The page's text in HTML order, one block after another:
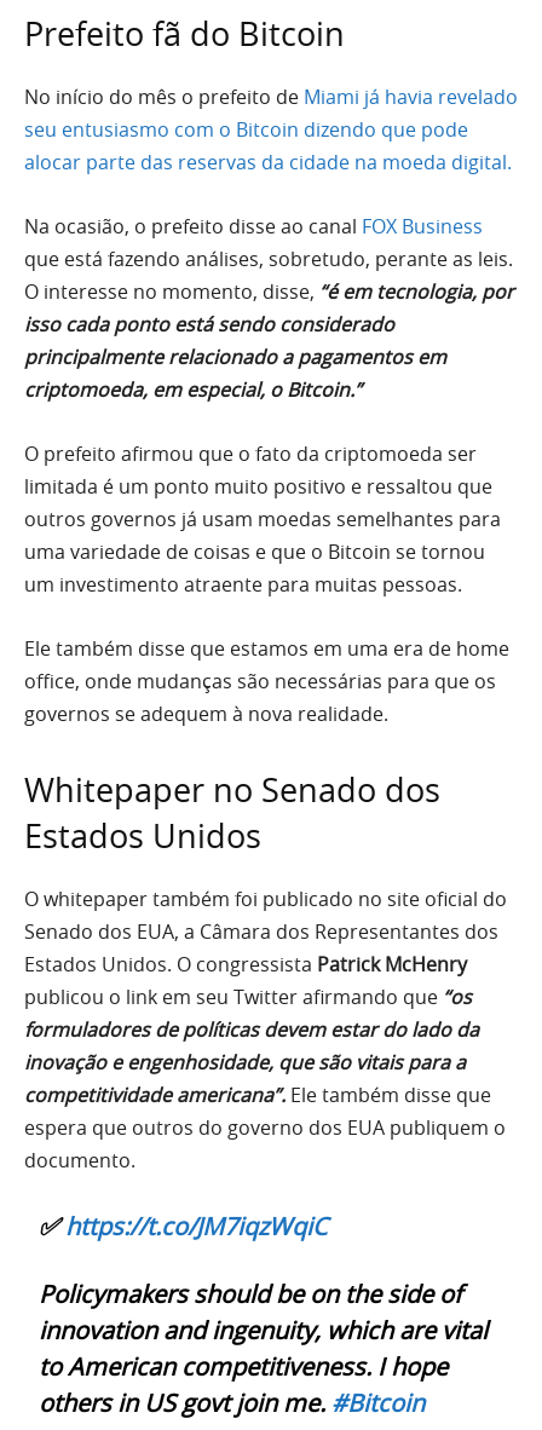
Prefeito fã do Bitcoin
No início do mês o prefeito de Miami já havia revelado
seu entusiasmo com o Bitcoin dizendo que pode
alocar parte das reservas da cidade na moeda digital.
Na ocasião, o prefeito disse ao canal FOX Business
que está fazendo análises, sobretudo, perante as leis.
O interesse no momento, disse, “é em tecnologia, por
isso cada ponto está sendo considerado
principalmente relacionado a pagamentos em
criptomoeda, em especial, o Bitcoin.”
O prefeito afirmou que o fato da criptomoeda ser
limitada é um ponto muito positivo e ressaltou que
outros governos já usam moedas semelhantes para
uma variedade de coisas e que o Bitcoin se tornou
um investimento atraente para muitas pessoas.
Ele também disse que estamos em uma era de home
office, onde mudanças são necessárias para que os
governos se adequem à nova realidade.
Whitepaper no Senado dos
Estados Unidos
O whitepaper também foi publicado no site oficial do
Senado dos EUA, a Câmara dos Representantes dos
Estados Unidos. O congressista Patrick McHenry
publicou o link em seu Twitter afirmando que “os
formuladores de políticas devem estar do lado da
inovação e engenhosidade, que são vitais para a
competitividade americana”. Ele também disse que
espera que outros do governo dos EUA publiquem o
documento.
✅https://t.co/JM7iqzWqiC
Policymakers should be on the side of
innovation and ingenuity, which are vital
to American competitiveness. I hope
others in US govt join me. #Bitcoin